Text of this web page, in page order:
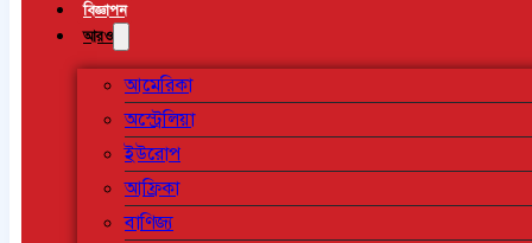
বিজ্ঞাপন
আরও
আমেরিকা
অস্ট্রেলিয়া
ইউরোপ
আফ্রিকা
বাণিজ্য